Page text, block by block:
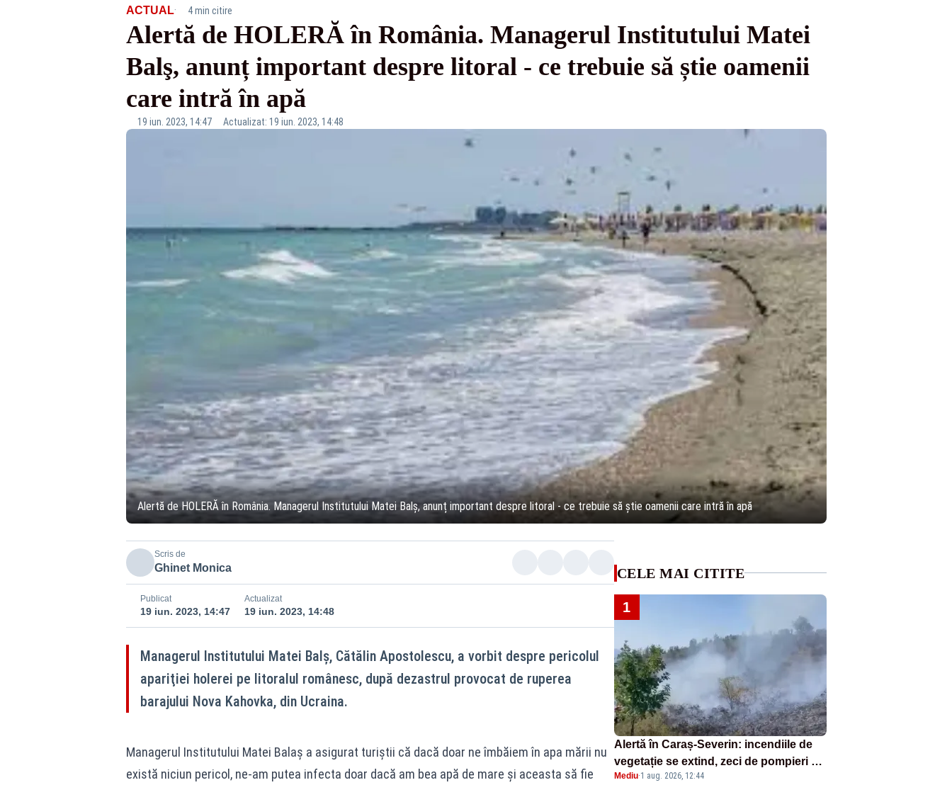
ACTUAL· 4 min citire
Alertă de HOLERĂ în România. Managerul Institutului Matei
Balş, anunț important despre litoral - ce trebuie să știe oamenii
care intră în apă
19 iun. 2023, 14:47 Actualizat: 19 iun. 2023, 14:48
Alertă de HOLERĂ în România. Managerul Institutului Matei Balş, anunț important despre litoral - ce trebuie să știe oamenii care intră în apă
Scris de
Ghinet Monica
Publicat
19 iun. 2023, 14:47
Actualizat
19 iun. 2023, 14:48
Managerul Institutului Matei Balş, Cătălin Apostolescu, a vorbit despre pericolul
apariţiei holerei pe litoralul românesc, după dezastrul provocat de ruperea
barajului Nova Kahovka, din Ucraina.
Managerul Institutului Matei Balaș a asigurat turiștii că dacă doar ne îmbăiem în apa mării nu
există niciun pericol, ne-am putea infecta doar dacă am bea apă de mare şi aceasta să fie
CELE MAI CITITE
1
Alertă în Caraș-Severin: incendiile de
vegetație se extind, zeci de pompieri și
silvicultori se luptă cu flăcările - VIDEO
Mediu·1 aug. 2026, 12:44